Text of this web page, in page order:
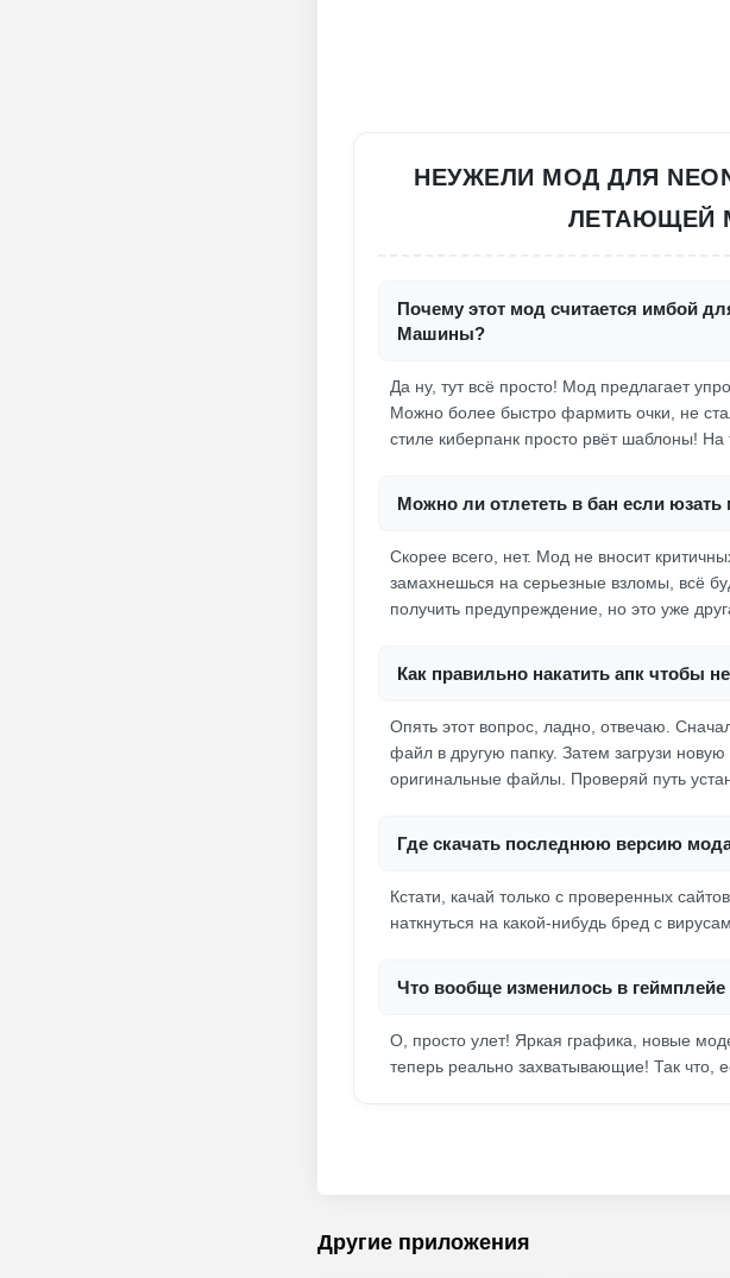
НЕУЖЕЛИ МОД ДЛЯ
ЛЕТАЮЩЕЙ
Почему этот мод считается имбой
Машины?
Да ну, тут всё просто! Мод предлагает
Можно более быстро фармить очки, не
стиле киберпанк просто рвёт шаблоны! На
Можно ли отлететь в бан если юзать
Скорее всего, нет. Мод не вносит
замахнешься на серьезные взломы, всё
получить предупреждение, но это уже
Как правильно накатить апк чтобы
Опять этот вопрос, ладно, отвечаю.
файл в другую папку. Затем загрузи
оригинальные файлы. Проверяй путь
Где скачать последнюю версию
Кстати, качай только с проверенных
наткнуться на какой-нибудь бред с
Что вообще изменилось в
О, просто улет! Яркая графика, новые
теперь реально захватывающие! Так что,
Другие приложения